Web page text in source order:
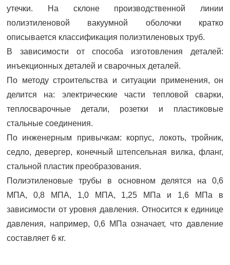
утечки. На склоне производственной линии
полиэтиленовой вакуумной оболочки кратко
описывается классификация полиэтиленовых труб.
В зависимости от способа изготовления деталей:
инъекционных деталей и сварочных деталей.
По методу строительства и ситуации применения, он
делится на: электрические части тепловой сварки,
теплосварочные детали, розетки и пластиковые
стальные соединения.
По инженерным привычкам: корпус, локоть, тройник,
седло, девергер, конечный штепсельная вилка, фланг,
стальной пластик преобразования.
Полиэтиленовые трубы в основном делятся на 0,6
МПА, 0,8 МПА, 1,0 МПА, 1,25 МПа и 1,6 МПа в
зависимости от уровня давления. Относится к единице
давления, например, 0,6 МПа означает, что давление
составляет 6 кг.